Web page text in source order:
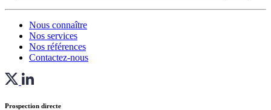
Nous connaître
Nos services
Nos références
Contactez-nous
Prospection directe